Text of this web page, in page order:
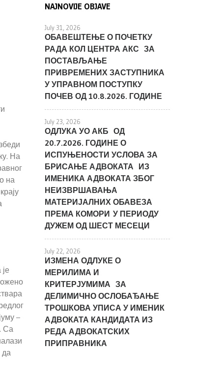
На
на
–
Са
да
NAJNOVIJE OBJAVE
July 31, 2026
ОБАВЕШТЕЊЕ О ПОЧЕТКУ
РАДА КОЛ ЦЕНТРА АКС ЗА
ПОСТАВЉАЊЕ
ПРИВРЕМЕНИХ ЗАСТУПНИКА
У УПРАВНОМ ПОСТУПКУ
ПОЧЕВ ОД 10.8.2026. ГОДИНЕ
July 23, 2026
ОДЛУКА УО АКБ ОД
20.7.2026. ГОДИНЕ О
ИСПУЊЕНОСТИ УСЛОВА ЗА
БРИСАЊЕ АДВОКАТА ИЗ
ИМЕНИКА АДВОКАТА ЗБОГ
НЕИЗВРШАВАЊА
МАТЕРИЈАЛНИХ ОБАВЕЗА
ПРЕМА КОМОРИ У ПЕРИОДУ
ДУЖЕМ ОД ШЕСТ МЕСЕЦИ
July 22, 2026
ИЗМЕНА ОДЛУКЕ О
МЕРИЛИМА И
КРИТЕРЈУМИМА ЗА
ДЕЛИМИЧНО ОСЛОБАЂАЊЕ
ТРОШКОВА УПИСА У ИМЕНИК
АДВОКАТА КАНДИДАТА ИЗ
РЕДА АДВОКАТСКИХ
ПРИПРАВНИКА